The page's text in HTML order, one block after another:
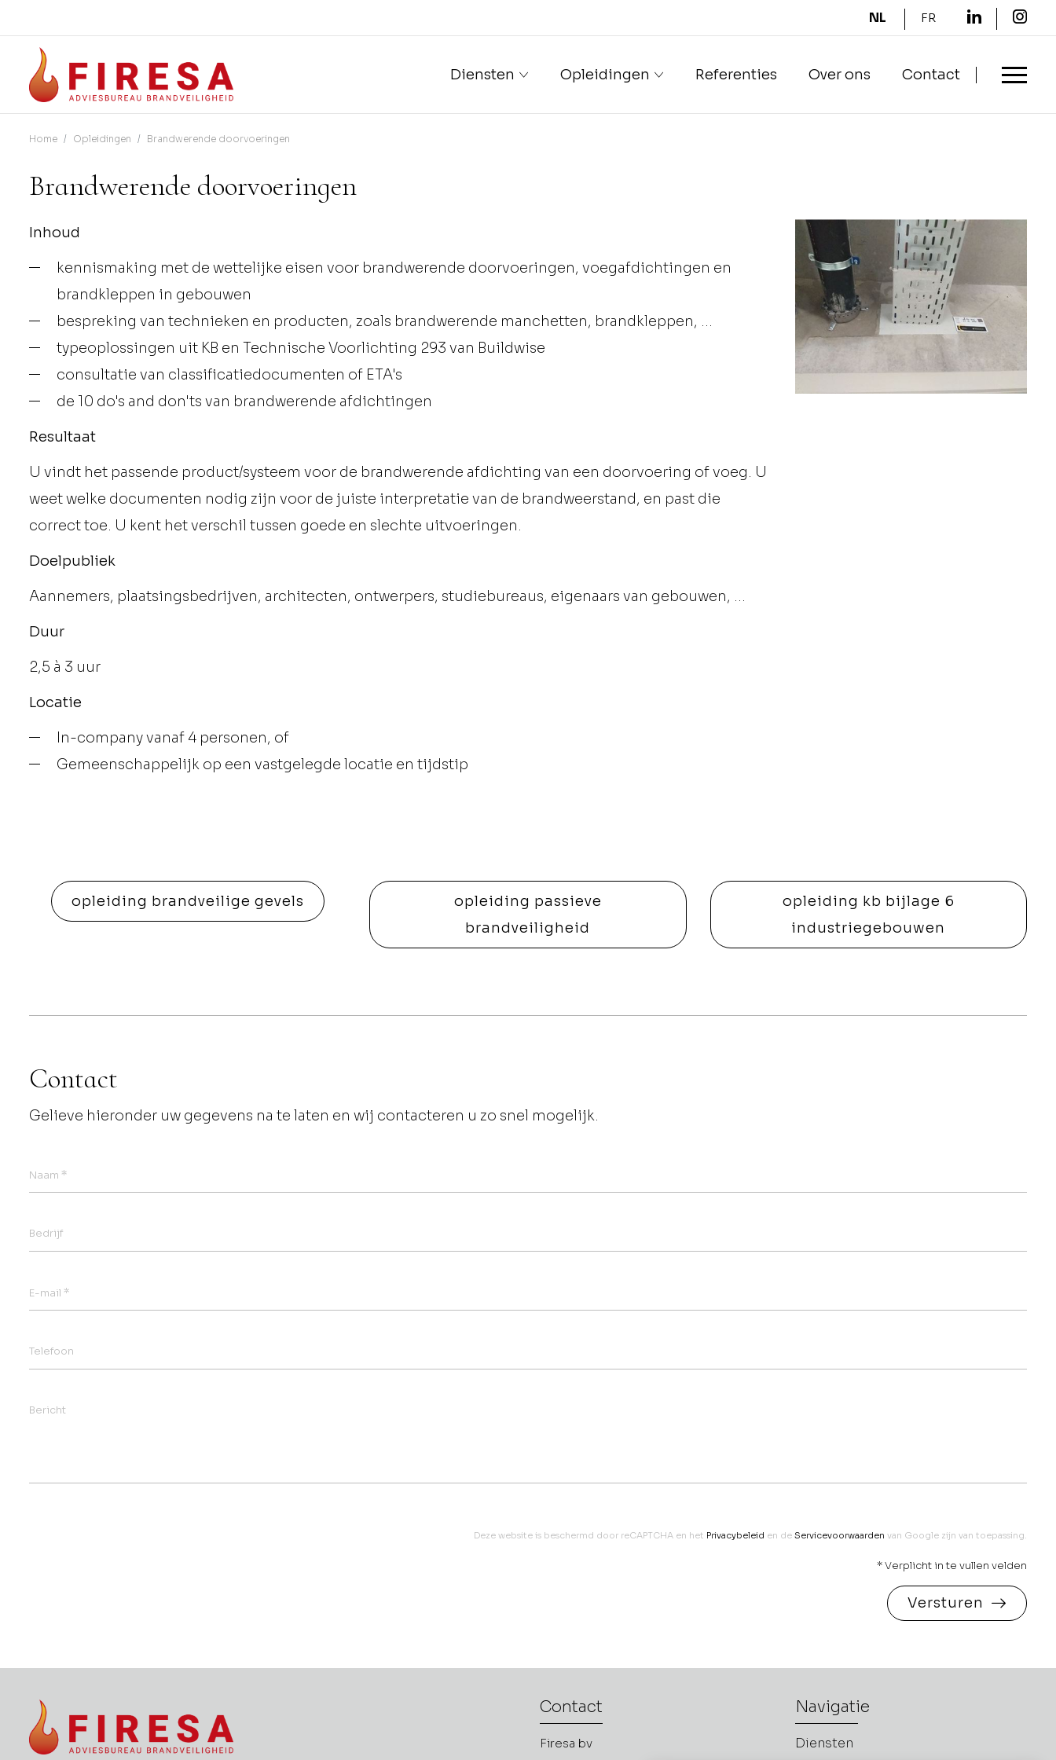
NL FR
Diensten Opleidingen Referenties Over ons Contact
Home Opleidingen Brandwerende doorvoeringen
Brandwerende doorvoeringen
Inhoud
kennismaking met de wettelijke eisen voor brandwerende doorvoeringen, voegafdichtingen en
brandkleppen in gebouwen
bespreking van technieken en producten, zoals brandwerende manchetten, brandkleppen, ...
typeoplossingen uit KB en Technische Voorlichting 293 van Buildwise
consultatie van classificatiedocumenten of ETA's
de 10 do's and don'ts van brandwerende afdichtingen
Resultaat
U vindt het passende product/systeem voor de brandwerende afdichting van een doorvoering of voeg. U
weet welke documenten nodig zijn voor de juiste interpretatie van de brandweerstand, en past die
correct toe. U kent het verschil tussen goede en slechte uitvoeringen.
Doelpubliek
Aannemers, plaatsingsbedrijven, architecten, ontwerpers, studiebureaus, eigenaars van gebouwen, ...
Duur
2,5 à 3 uur
Locatie
In-company vanaf 4 personen, of
Gemeenschappelijk op een vastgelegde locatie en tijdstip
opleiding brandveilige gevels
opleiding passieve
brandveiligheid
opleiding kb bijlage 6
industriegebouwen
Contact
Gelieve hieronder uw gegevens na te laten en wij contacteren u zo snel mogelijk.
Naam *
Bedrijf
E-mail *
Telefoon
Bericht
Deze website is beschermd door reCAPTCHA en het Privacybeleid en de Servicevoorwaarden van Google zijn van toepassing.
* Verplicht in te vullen velden
Versturen
Contact
Firesa bv
Navigatie
Diensten